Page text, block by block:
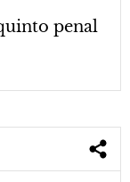
penal